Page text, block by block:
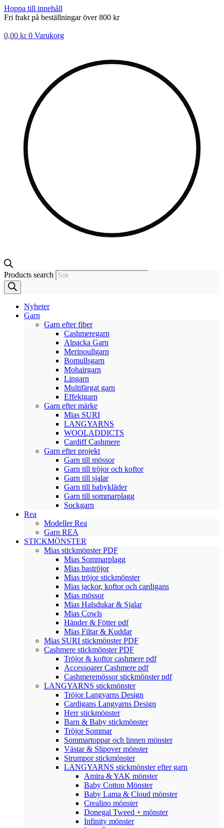
Hoppa till innehåll
Fri frakt på beställningar över 800 kr
0,00 kr 0 Varukorg
Products search
Nyheter
Garn
Garn efter fiber
Cashmeregarn
Alpacka Garn
Merinoullgarn
Bomullsgarn
Mohairgarn
Lingarn
Multifärgat garn
Effektgarn
Garn efter märke
Mias SURI
LANGYARNS
WOOLADDICTS
Cardiff Cashmere
Garn efter projekt
Garn till mössor
Garn till tröjor och koftor
Garn till sjalar
Garn till babykläder
Garn till sommarplagg
Sockgarn
Rea
Modeller Rea
Garn REA
STICKMÖNSTER
Mias stickmönster PDF
Mias Sommarplagg
Mias baströjor
Mias tröjor stickmönster
Mias jackor, koftor och cardigans
Mias mössor
Mias Halsdukar & Sjalar
Mias Cowls
Händer & Fötter pdf
Mias Filtar & Kuddar
Mias SURI stickmönster PDF
Cashmere stickmönster PDF
Tröjor & koftor cashmere pdf
Accessoarer Cashmere pdf
Cashmeremössor stickmönster pdf
LANGYARNS stickmönster
Tröjor Langyarns Design
Cardigans Langyarns Design
Herr stickmönster
Barn & Baby stickmönster
Tröjor Sommar
Sommartoppar och linnen mönster
Västar & Slipover mönster
Strumpor stickmönster
LANGYARNS stickmönster efter garn
Amira & YAK mönster
Baby Cotton Mönster
Baby Lama & Cloud mönster
Crealino mönster
Donegal Tweed + mönster
Infinity mönster